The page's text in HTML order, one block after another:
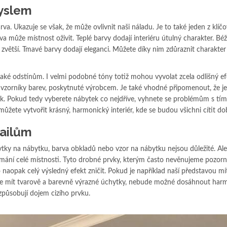
Ukazuje se však, že může ovlivnit naši náladu. Je to také jeden z
může místnost oživit. Teplé barvy dodají interiéru útulný charakter.
Tmavé barvy dodají eleganci. Můžete díky nim zdůraznit
odstínům. I velmi podobné tóny totiž mohou vyvolat zcela odlišný
barev, poskytnuté výrobcem. Je také vhodné připomenout, že
Pokud tedy vyberete nábytek co nejdříve, vyhnete se problémům s tím
vytvořit krásný, harmonický interiér, kde se budou všichni cítit
na nábytku, barva obkladů nebo vzor na nábytku nejsou důležité.
celé místnosti. Tyto drobné prvky, kterým často nevěnujeme
celý výsledný efekt zničit. Pokud je například naší představou
mít tvarově a barevně výrazné úchytky, nebude možné dosáhnout
dojem cizího prvku.